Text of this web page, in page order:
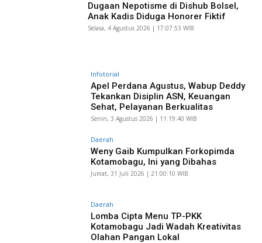
Dugaan Nepotisme di Dishub Bolsel,
Anak Kadis Diduga Honorer Fiktif
Selasa, 4 Agustus 2026 | 17:07:53 WIB
Infotorial
Apel Perdana Agustus, Wabup Deddy
Tekankan Disiplin ASN, Keuangan
Sehat, Pelayanan Berkualitas
Senin, 3 Agustus 2026 | 11:19:40 WIB
Daerah
Weny Gaib Kumpulkan Forkopimda
Kotamobagu, Ini yang Dibahas
Jumat, 31 Juli 2026 | 21:00:10 WIB
Daerah
Lomba Cipta Menu TP-PKK
Kotamobagu Jadi Wadah Kreativitas
Olahan Pangan Lokal